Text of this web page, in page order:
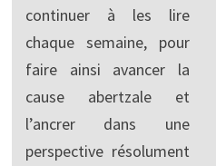
continuer à les lire
chaque semaine, pour
faire ainsi avancer la
cause abertzale et
l’ancrer dans une
perspective résolument